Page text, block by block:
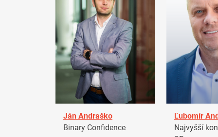
Ján Andraško
Binary Confidence
Ľubomír
Najvyšší